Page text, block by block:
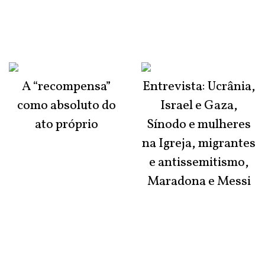
A “recompensa”
como absoluto do
ato próprio
Entrevista: Ucrânia,
Israel e Gaza,
Sínodo e mulheres
na Igreja, migrantes
e antissemitismo,
Maradona e Messi